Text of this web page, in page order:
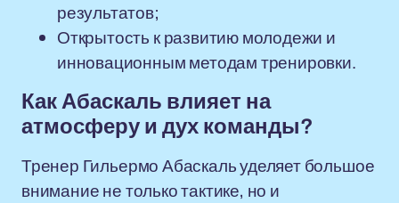
результатов;
Открытость к развитию молодежи и
инновационным методам тренировки.
Как Абаскаль влияет на
атмосферу и дух команды?
Тренер Гильермо Абаскаль уделяет большое
внимание не только тактике, но и